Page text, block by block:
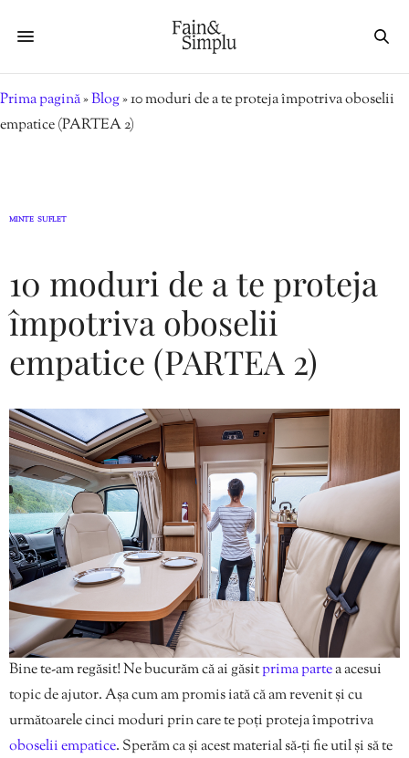
Prima pagină»Blog»10 moduri de a te proteja împotriva oboselii
empatice (PARTEA 2)
MINTE SUFLET
10 moduri de a te proteja
împotriva oboselii
empatice (PARTEA 2)
Bine te-am regăsit! Ne bucurăm că ai găsitprima partea acesui
topic de ajutor. Așa cum am promis iată că am revenit și cu
următoarele cinci moduri prin care te poți proteja împotriva
oboselii empatice. Sperăm ca și acest material să-ți fie util și să te